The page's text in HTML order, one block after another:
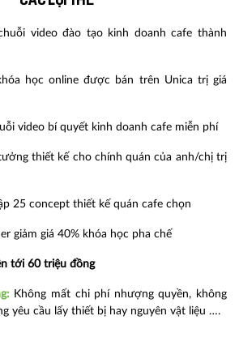
video đào tạo kinh doanh cafe thành
học online được bán trên Unica trị giá
video bí quyết kinh doanh cafe miễn phí
thiết kế cho chính quán của anh/chị trị
25 concept thiết kế quán cafe chọn
giảm giá 40% khóa học pha chế
tới 60 triệu đồng
Không mất chi phí nhượng quyền, không
yêu cầu lấy thiết bị hay nguyên vật liệu ….